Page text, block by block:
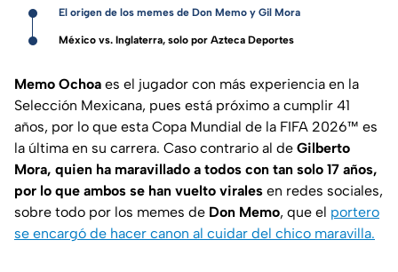
El origen de los memes de Don Memo y Gil Mora
México vs. Inglaterra, solo por Azteca Deportes
Memo Ochoa es el jugador con más experiencia en la
Selección Mexicana, pues está próximo a cumplir 41
años, por lo que esta Copa Mundial de la FIFA 2026™ es
la última en su carrera. Caso contrario al de Gilberto
Mora, quien ha maravillado a todos con tan solo 17 años,
por lo que ambos se han vuelto virales en redes sociales,
sobre todo por los memes de Don Memo, que el portero
se encargó de hacer canon al cuidar del chico maravilla.